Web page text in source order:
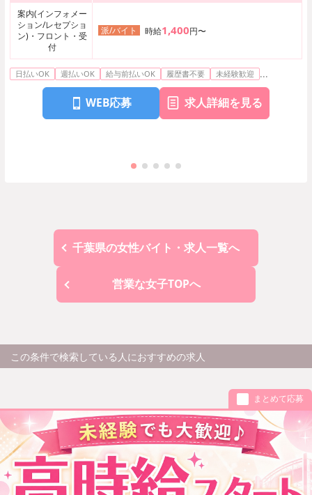
案内(インフォメー
ション/レセプショ
ン)・フロント・受
付
派/バイト 時給1,400円〜
日払いOK 週払いOK 給与前払いOK 履歴書不要 未経験歓迎 ...
WEB応募 求人詳細を見る
千葉県の女性バイト・求人一覧へ
営業な女子TOPへ
この条件で検索している人におすすめの求人
まとめて応募